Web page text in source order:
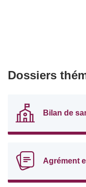
Dossiers
Bilan de
Agrément